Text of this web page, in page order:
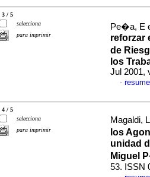
3 / 5
selecciona
para imprimir
Pe�a, E
reforzar
de
los
Jul 2001,
·
4 / 5
selecciona
para imprimir
Magaldi,
los
unidad
Miguel
53. ISSN